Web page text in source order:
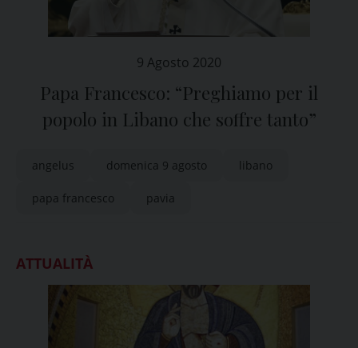
9 Agosto 2020
Papa Francesco: “Preghiamo per il
popolo in Libano che soffre tanto”
angelus domenica 9 agosto libano
papa francesco pavia
ATTUALITÀ